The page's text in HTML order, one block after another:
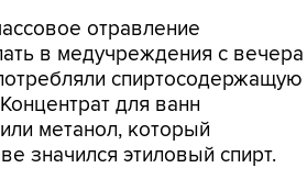
отравление
в медучреждения с вечера
спиртосодержащую
для ванн
метанол, который
значился этиловый спирт.